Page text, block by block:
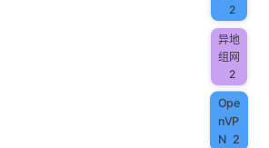
2
异地
组网
2
Ope
nVP
N 2